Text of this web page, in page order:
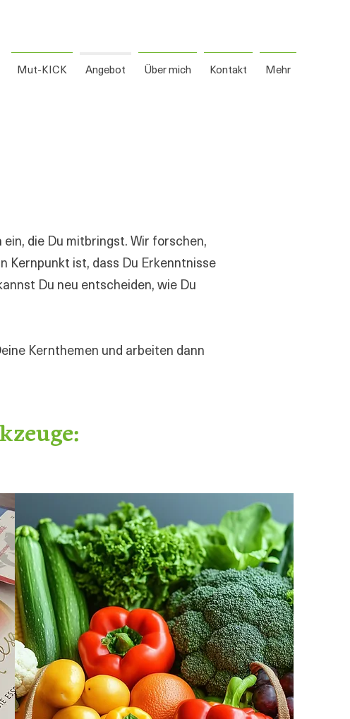
Mut-KICK Angebot Über mich Kontakt Mehr
die Du mitbringst. Wir forschen,
Kernpunkt ist, dass Du Erkenntnisse
Du neu entscheiden, wie Du
Kernthemen und arbeiten dann